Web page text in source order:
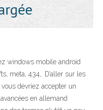
windows mobile android
meta, 434,. D’aller sur les
devriez accepter un
en allemand